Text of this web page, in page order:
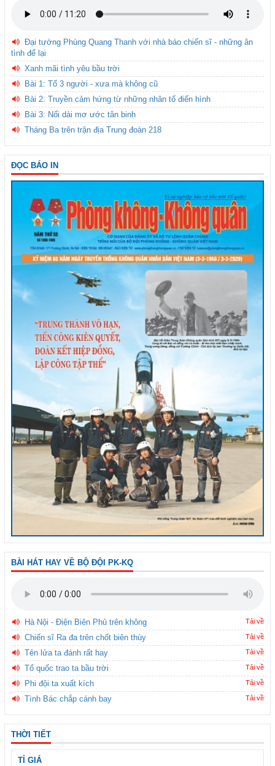
Đại tướng Phùng Quang Thanh với nhà báo chiến sĩ - những ân
tình để lại
Xanh mãi tình yêu bầu trời
Bài 1: Tổ 3 người - xưa mà không cũ
Bài 2: Truyền cảm hứng từ những nhân tố điển hình
Bài 3: Nối dài mơ ước tân binh
Tháng Ba trên trận địa Trung đoàn 218
ĐỌC BÁO IN
BÀI HÁT HAY VỀ BỘ ĐỘI PK-KQ
Hà Nội - Điện Biên Phủ trên không Tải về
Chiến sĩ Ra đa trên chốt biên thùy Tải về
Tên lửa ta đánh rất hay Tải về
Tổ quốc trao ta bầu trời Tải về
Phi đội ta xuất kích Tải về
Tình Bác chắp cánh bay Tải về
THỜI TIẾT
TỈ GIÁ